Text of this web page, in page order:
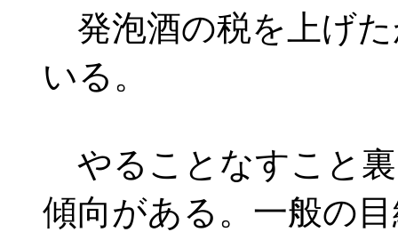
発泡酒の税を上げ
いる。
やることなすこと
傾向がある。一般の